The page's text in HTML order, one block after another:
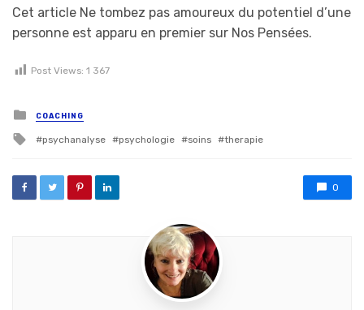
Cet article Ne tombez pas amoureux du potentiel d’une
personne est apparu en premier sur Nos Pensées.
Post Views: 1 367
Posted in
COACHING
Tagged with
psychanalyse psychologie soins therapie
0